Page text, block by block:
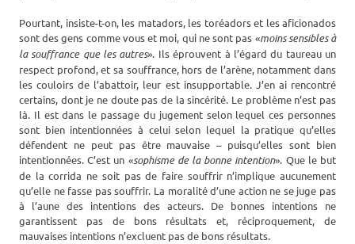
Pourtant, insiste-t-on, les matadors, les toréadors et les aficionados
sont des gens comme vous et moi, qui ne sont pas «moins sensibles à
la souffrance que les autres». Ils éprouvent à l’égard du taureau un
respect profond, et sa souffrance, hors de l’arène, notamment dans
les couloirs de l’abattoir, leur est insupportable. J’en ai rencontré
certains, dont je ne doute pas de la sincérité. Le problème n’est pas
là. Il est dans le passage du jugement selon lequel ces personnes
sont bien intentionnées à celui selon lequel la pratique qu’elles
défendent ne peut pas être mauvaise – puisqu’elles sont bien
intentionnées. C’est un «sophisme de la bonne intention». Que le but
de la corrida ne soit pas de faire souffrir n’implique aucunement
qu’elle ne fasse pas souffrir. La moralité d’une action ne se juge pas
à l’aune des intentions des acteurs. De bonnes intentions ne
garantissent pas de bons résultats et, réciproquement, de
mauvaises intentions n’excluent pas de bons résultats.